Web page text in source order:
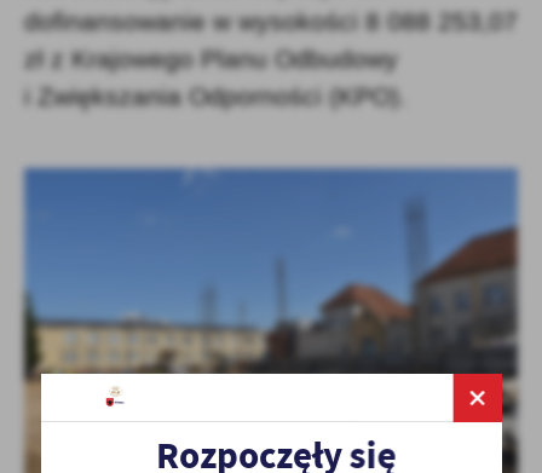
dofinansowanie w wysokości 8 088 253,07
zł z Krajowego Planu Odbudowy
i Zwiększania Odporności (KPO).
Rozpoczęły się